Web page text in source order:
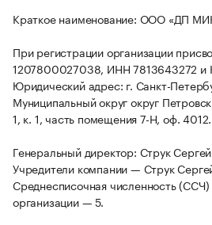
Краткое наименование: ООО «ДП
При регистрации организации
1207800027038, ИНН 7813643272 и
Юридический адрес: г. Санкт-
Муниципальный округ округ
1, к. 1, часть помещения 7-Н, оф. 4012.
Генеральный директор: Струк
Учредители компании — Струк
Среднесписочная численность (ССЧ)
организации — 5.